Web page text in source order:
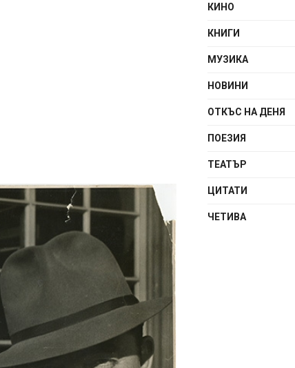
КИНО
КНИГИ
МУЗИКА
НОВИНИ
ОТКЪС НА ДЕНЯ
ПОЕЗИЯ
ТЕАТЪР
ЦИТАТИ
ЧЕТИВА